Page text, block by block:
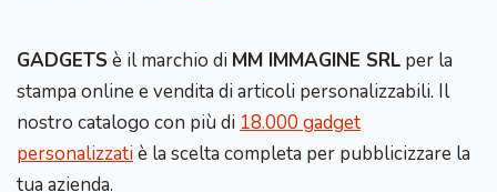
GADGETS è il marchio di MM IMMAGINE SRL per la
stampa online e vendita di articoli personalizzabili. Il
nostro catalogo con più di 18.000 gadget
personalizzatiè la scelta completa per pubblicizzare la
tua azienda.